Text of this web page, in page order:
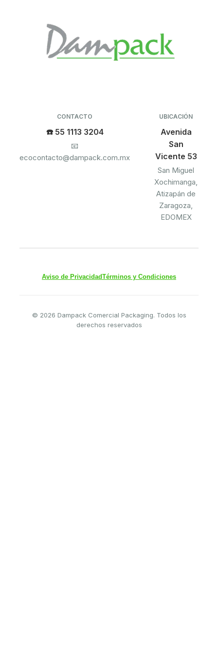
CONTACTO
☎️ 55 1113 3204
📧
ecocontacto@dampack.com.mx
UBICACIÓN
Avenida
San
Vicente 53
San Miguel
Xochimanga,
Atizapán de
Zaragoza,
EDOMEX
Aviso de PrivacidadTérminos y Condiciones
© 2026 Dampack Comercial Packaging. Todos los
derechos reservados